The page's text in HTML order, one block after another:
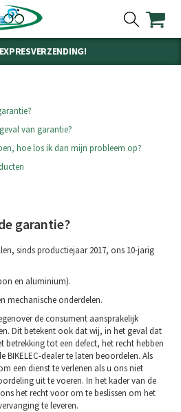
EXPRESVERZENDING!
van garantie?
hoe los ik dan mijn probleem op?
garantie?
sinds productiejaar 2017, ons 10-jarig
en aluminium).
mechanische onderdelen.
de consument aansprakelijk
Dit betekent ook dat wij, in het geval dat
betrekking tot een defect, het recht hebben
BIKELEC-dealer te laten beoordelen. Als
een dienst te verlenen als u ons niet
uit te voeren. In het kader van de
het recht voor om te beslissen om het
te leveren.